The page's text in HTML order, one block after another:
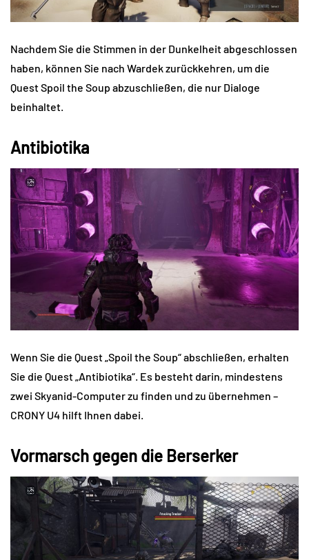
Nachdem Sie die Stimmen in der Dunkelheit abgeschlossen
haben, können Sie nach Wardek zurückkehren, um die
Quest Spoil the Soup abzuschließen, die nur Dialoge
beinhaltet.
Antibiotika
Wenn Sie die Quest „Spoil the Soup“ abschließen, erhalten
Sie die Quest „Antibiotika“. Es besteht darin, mindestens
zwei Skyanid-Computer zu finden und zu übernehmen –
CRONY U4 hilft Ihnen dabei.
Vormarsch gegen die Berserker